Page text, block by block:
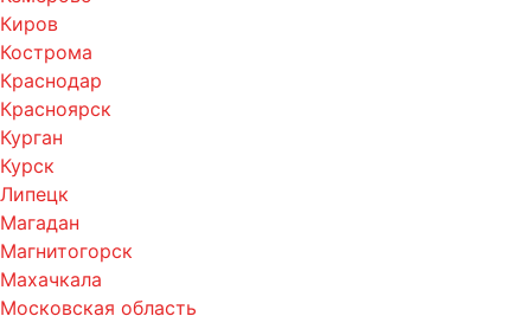
Киров
Кострома
Краснодар
Красноярск
Курган
Курск
Липецк
Магадан
Магнитогорск
Махачкала
Московская область